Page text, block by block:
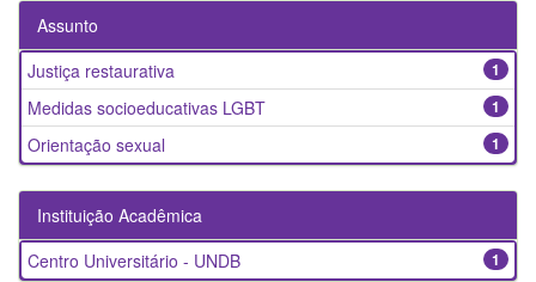
Assunto
1
Justiça restaurativa
1
Medidas socioeducativas LGBT
1
Orientação sexual
Instituição Acadêmica
1
Centro Universitário - UNDB